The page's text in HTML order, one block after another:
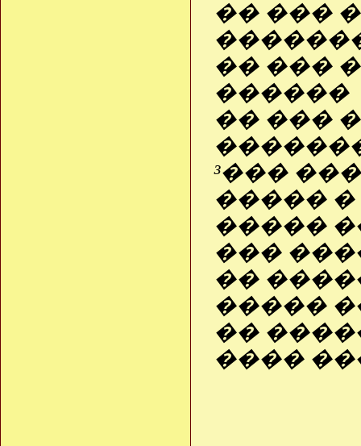
�� ���
�� ���
������
�� ���
³���
����� �
�����
���
��
�����
��
����